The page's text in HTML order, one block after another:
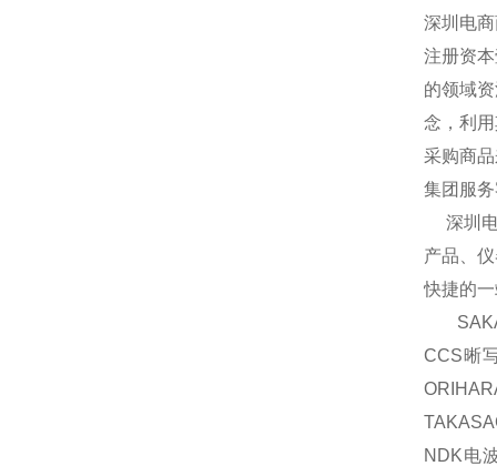
深圳电
注册资
的领域
念，利
采购商
集团服
深圳电
产品、
快捷的
CCS晰
NDK电